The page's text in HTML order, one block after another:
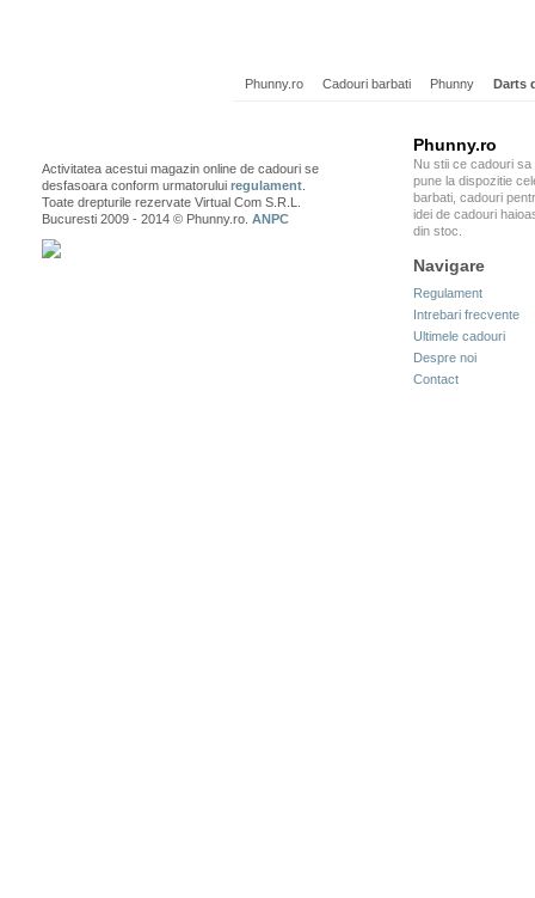
Phunny.ro Cadouri barbati Phunny Darts
Activitatea acestui magazin online de cadouri se
desfasoara conform urmatorului regulament
Toate drepturile rezervate Virtual Com S.R.L.
Bucuresti 2009 - 2014 © Phunny.ro. ANPC
Phunny.ro
Nu stii ce cadouri sa
pune la dispozitie
barbati, cadouri
idei de cadouri
din stoc.
Navigare
Regulament
Intrebari frecvente
Ultimele cadouri
Despre noi
Contact